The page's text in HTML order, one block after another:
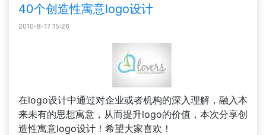
40个创造性寓意logo设计
2010-8-17 15:26
在logo设计中通过对企业或者机构的深入理解，融入本
来未有的思想寓意，从而提升logo的价值，本次分享创
造性寓意logo设计！希望大家喜欢！